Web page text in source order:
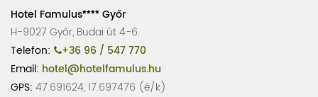
Hotel Famulus
Győr
H-9027 Győr, Budai út 4-6.
Telefon:
+36 96 / 547 770
Email: hotel@hotelfamulus.hu
GPS: 47.691624, 17.697476 (é/k)